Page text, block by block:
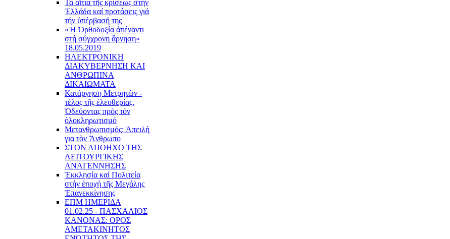
Τά αἴτια τῆς κρίσεως στήν
Ἑλλάδα καί προτάσεις γιά
τήν ὑπέρβασή της
«Ἡ Ὀρθοδοξία ἀπέναντι
στή σύγχρονη ἄρνηση»
18.05.2019
ΗΛΕΚΤΡΟΝΙΚΗ
ΔΙΑΚΥΒΕΡΝΗΣΗ ΚΑΙ
ΑΝΘΡΩΠΙΝΑ
ΔΙΚΑΙΩΜΑΤΑ
Κατάργηση Μετρητῶν -
τέλος τῆς ἐλευθερίας.
Ὁδεύοντας πρός τόν
ὁλοκληρωτισμό
Μετανθρωπισμός: Ἀπειλή
για τὸν Ἂνθρωπο
ΣΤΟΝ ΑΠΟΗΧΟ ΤΗΣ
ΛΕΙΤΟΥΡΓΙΚΗΣ
ΑΝΑΓΕΝΝΗΣΗΣ
Ἐκκλησία καί Πολιτεία
στήν ἐποχή τῆς Μεγάλης
Ἐπανεκκίνησης
ΕΠΜ ΗΜΕΡΙΔΑ
01.02.25 - ΠΑΣΧΑΛΙΟΣ
ΚΑΝΟΝΑΣ: ΟΡΟΣ
ΑΜΕΤΑΚΙΝΗΤΟΣ